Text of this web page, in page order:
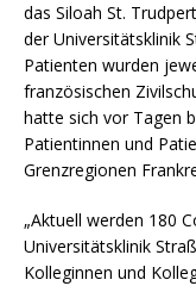
das Siloah St.
der Universitätsklinik
Patienten wurden
französischen
hatte sich vor Tagen
Patientinnen und
Grenzregionen
„Aktuell werden 180
Universitätsklinik
Kolleginnen und